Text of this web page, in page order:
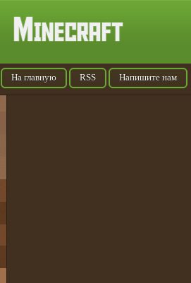
На главную RSS Напишите нам